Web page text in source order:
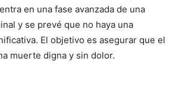
en una fase avanzada de una
y se prevé que no haya una
El objetivo es asegurar que el
muerte digna y sin dolor.